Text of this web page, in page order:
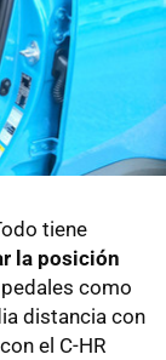
tiene
la posición
como
distancia con
el C-HR